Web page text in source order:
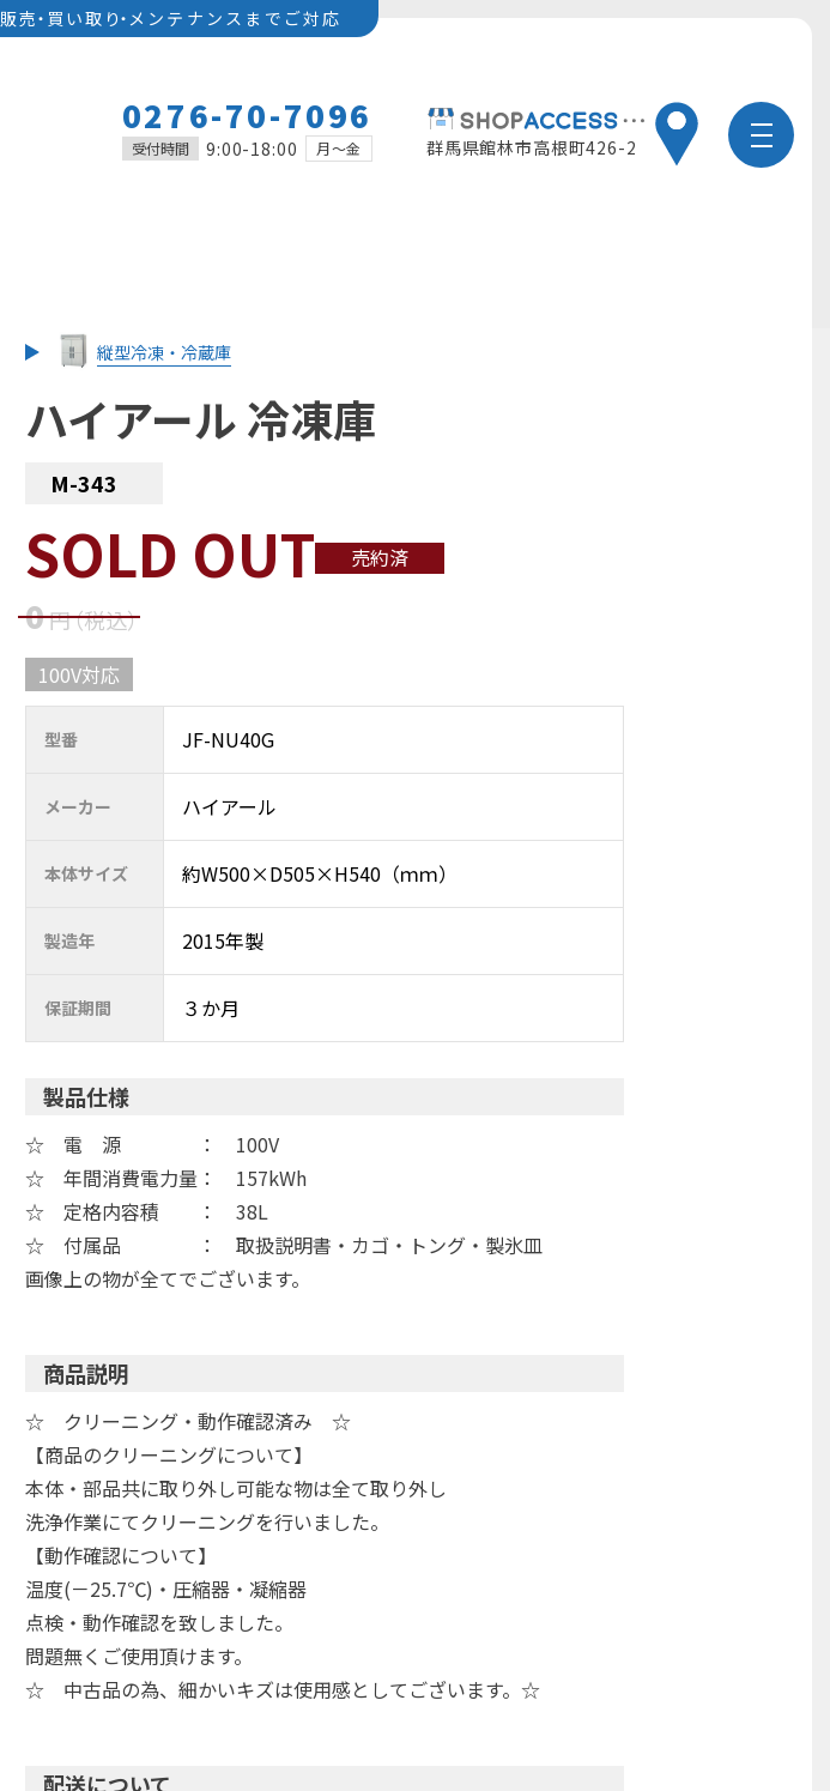
販売・ 買い取 り・メンテナンスまでご対応
0276-70-7096
受付時間 9:00-18:00 月～金 群馬県館林市高根町426-2
縦型冷凍・冷蔵庫
ハイアール 冷凍庫
M-343
SOLD OUT 売約済
0円（税込）
100V対応
型番 JF-NU40G
メーカー ハイアール
本体サイズ 約W500×D505×H540（ｍｍ）
製造年 2015年製
保証期間 ３か月
製品仕様
☆ 電 源 ： 100V
☆ 年間消費電力量： 157kWh
☆ 定格内容積 ： 38L
☆ 付属品 ： 取扱説明書・カゴ・トング・製氷皿
画像上の物が全てでございます。
商品説明
☆ クリーニング・動作確認済み ☆
【商品のクリーニングについて】
本体・部品共に取り外し可能な物は全て取り外し
洗浄作業にてクリーニングを行いました。
【動作確認について】
温度(－25.7℃)・圧縮器・凝縮器
点検・動作確認を致しました。
問題無くご使用頂けます。
☆ 中古品の為、細かいキズは使用感としてございます。☆
配送について